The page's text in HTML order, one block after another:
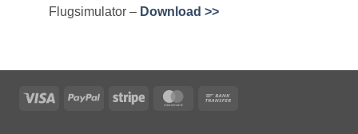
Flugsimulator – Download >>
Visa PayPal Stripe MasterCard